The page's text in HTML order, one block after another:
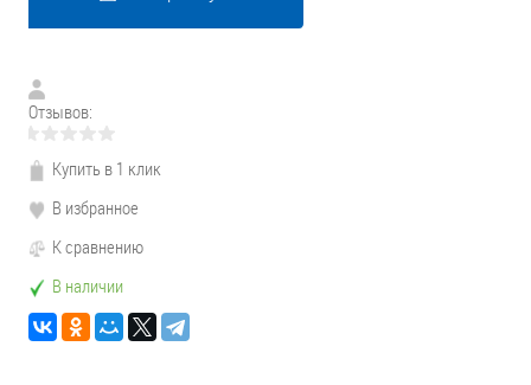
Отзывов:
Купить в 1 клик
В избранное
К сравнению
В наличии